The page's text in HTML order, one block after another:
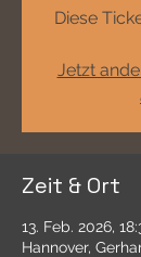
Diese
Jetzt
Zeit & Ort
13. Feb. 2026,
Hannover,